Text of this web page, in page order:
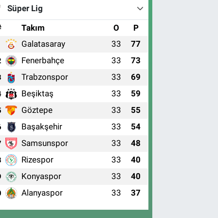
Süper Lig
Takım O P
Galatasaray 33 77
Fenerbahçe 33 73
Trabzonspor 33 69
Beşiktaş 33 59
Göztepe 33 55
Başakşehir 33 54
Samsunspor 33 48
Rizespor 33 40
Konyaspor 33 40
Alanyaspor 33 37